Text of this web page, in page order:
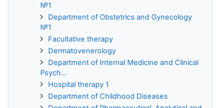
№1
Department of Obstetrics and Gynecology
№1
Facultative therapy
Dermatovenerology
Department of Internal Medicine and Clinical
Psych...
Hospital therapy 1
Department of Childhood Diseases